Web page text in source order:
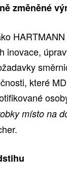
změněné
inovace,
které
místo na